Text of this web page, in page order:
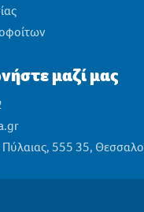
μαζί μας
555 35,